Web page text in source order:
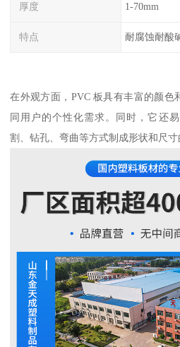
厚度 1-70mm
特点 耐腐蚀耐酸
在外观方面，PVC 板具有丰富的颜色
同用户的个性化需求。同时，它还
割、钻孔、弯曲等方式制成形状和尺寸